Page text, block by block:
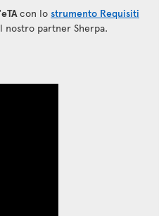
con lo strumento Requisiti
nostro partner Sherpa.